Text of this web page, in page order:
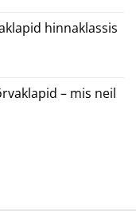
hinnaklassis
– mis neil